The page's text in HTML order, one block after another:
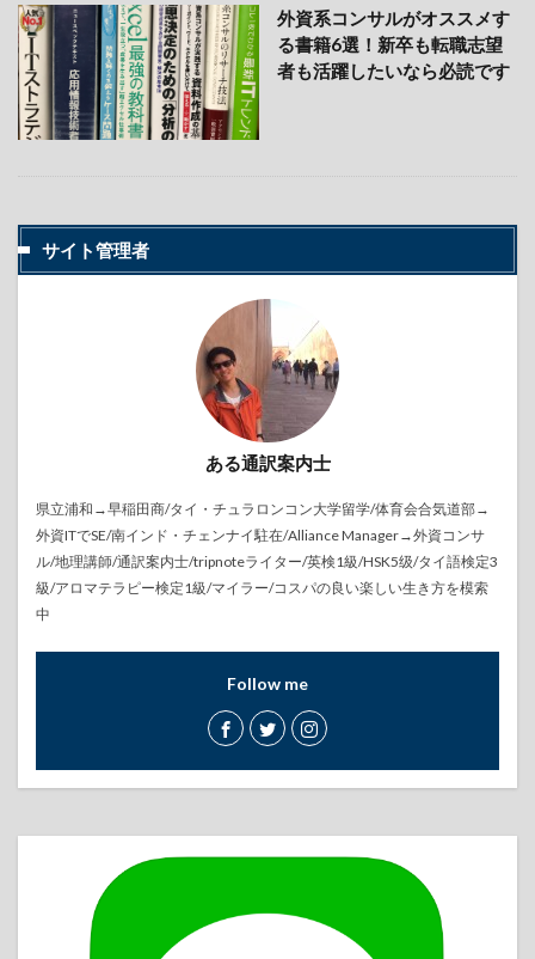
外資系コンサルがオススメす
る書籍6選！新卒も転職志望
者も活躍したいなら必読です
サイト管理者
ある通訳案内士
県立浦和→早稲田商/タイ・チュラロンコン大学留学/体育会合気道部→
外資ITでSE/南インド・チェンナイ駐在/Alliance Manager→外資コンサ
ル/地理講師/通訳案内士/tripnoteライター/英検1級/HSK5级/タイ語検定3
級/アロマテラピー検定1級/マイラー/コスパの良い楽しい生き方を模索
中
Follow me